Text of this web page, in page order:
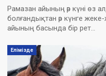
Рамазан айының әр күні өз
болғандықтан әр күнге
айының басында бір рет…
Елімізде